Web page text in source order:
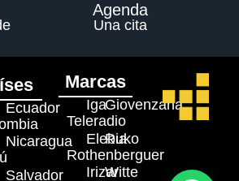
Agenda
Una cita
Ecuador
Nicaragua
Salvador
Marcas
Teleradio
Rothenberguer
Iga
Elebia
Irizar
Giovenzana
Ruko
Witte